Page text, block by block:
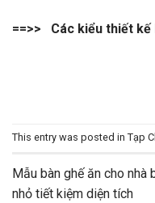
==>> Các kiểu thiết kế
This entry was posted in Tạp
Mẫu bàn ghế ăn cho nhà
nhỏ tiết kiệm diện tích